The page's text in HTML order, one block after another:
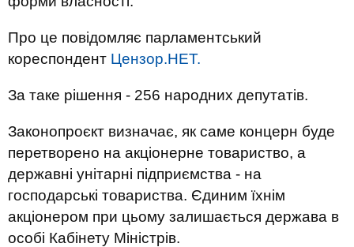
Про це повідомляє парламентський
кореспондент Цензор.НЕТ.
За таке рішення - 256 народних депутатів.
Законопроєкт визначає, як саме концерн буде
перетворено на акціонерне товариство, а
державні унітарні підприємства - на
господарські товариства. Єдиним їхнім
акціонером при цьому залишається держава в
особі Кабінету Міністрів.